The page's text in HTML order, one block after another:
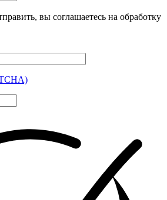
вы соглашаетесь на обработку